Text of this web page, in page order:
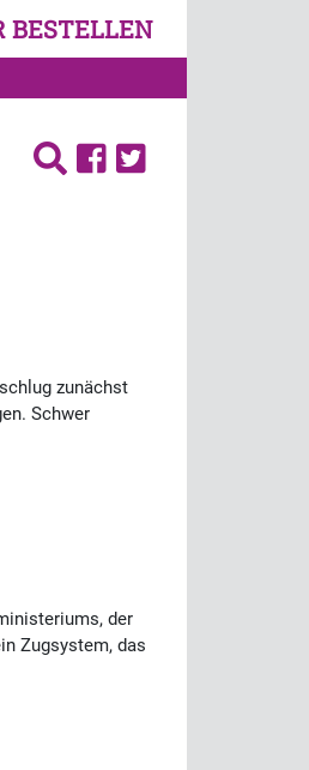
BESTELLEN
zunächst
Schwer
der
Zugsystem, das